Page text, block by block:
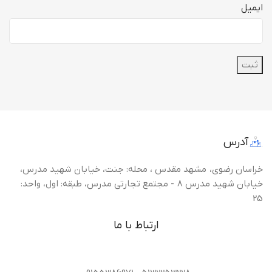
ایمیل
آدرس
خراسان رضوی، مشهد مقدس ، محله: جنت، خیابان شهید مدرس،
خیابان شهید مدرس 8 - مجتمع تجارتی مدرس، طبقه: اول، واحد:
25
ارتباط با ما